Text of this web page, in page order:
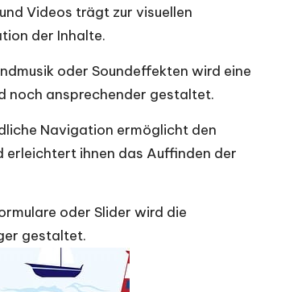
Videos trägt zur visuellen
der Inhalte.
oder Soundeffekten wird eine
noch ansprechender gestaltet.
Navigation ermöglicht den
erleichtert ihnen das Auffinden der
oder Slider wird die
gestaltet.